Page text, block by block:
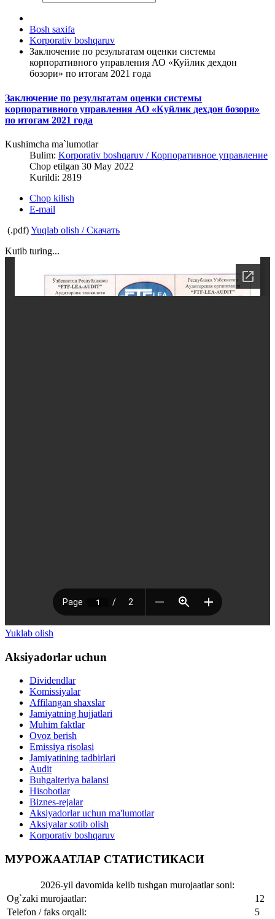
Bosh saxifa
Korporativ boshqaruv
Заключение по результатам оценки системы
корпоративного управления АО «Куйлик дехдон
бозори» по итогам 2021 года
Заключение по результатам оценки системы
корпоративного управления АО «Куйлик дехдон бозори»
по итогам 2021 года
Kushimcha ma`lumotlar
Bulim: Korporativ boshqaruv / Корпоративное управление
Chop etilgan 30 May 2022
Kurildi: 2819
Chop kilish
E-mail
(.pdf)Yuqlab olish / Скачать
Kutib turing...
Yuklab olish
Aksiyadorlar uchun
Dividendlar
Komissiyalar
Affilangan shaxslar
Jamiyatning hujjatlari
Muhim faktlar
Ovoz berish
Emissiya risolasi
Jamiyatining tadbirlari
Audit
Buhgalteriya balansi
Hisobotlar
Biznes-rejalar
Aksiyadorlar uchun ma'lumotlar
Aksiyalar sotib olish
Korporativ boshqaruv
МУРОЖААТЛАР СТАТИСТИКАСИ
2026-yil davomida kelib tushgan murojaatlar soni:
Og`zaki murojaatlar:
12
Telefon / faks orqali:
5